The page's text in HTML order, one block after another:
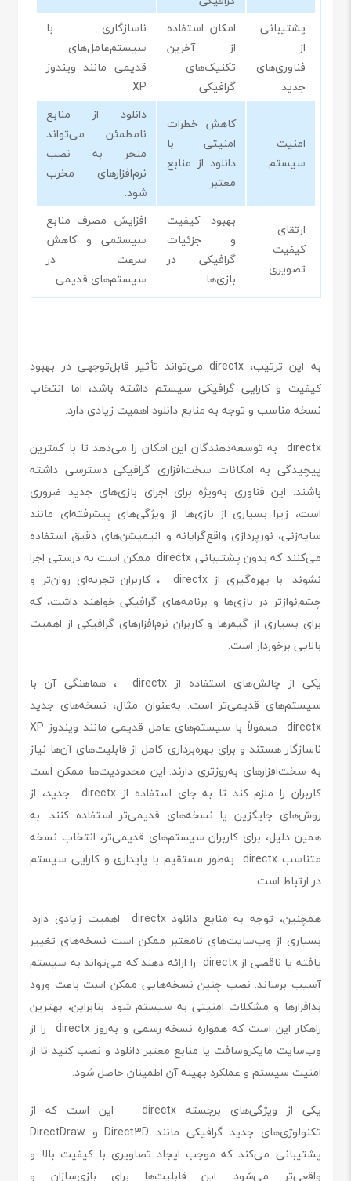
پشتیبانی
از
فناوری‌های
جدید
امکان استفاده
از آخرین
تکنیک‌های
گرافیکی
ناسازگاری با
سیستم‌عامل‌های
قدیمی مانند ویندوز
XP
امنیت
سیستم
کاهش خطرات
امنیتی با
دانلود از منابع
معتبر
دانلود از منابع
نامطمئن می‌تواند
منجر به نصب
نرم‌افزارهای مخرب
شود.
ارتقای
کیفیت
تصویری
بهبود کیفیت
و جزئیات
گرافیکی در
بازی‌ها
افزایش مصرف منابع
سیستمی و کاهش
سرعت در
سیستم‌های قدیمی
به این ترتیب، directx می‌تواند تأثیر قابل‌توجهی در بهبود
کیفیت و کارایی گرافیکی سیستم داشته باشد، اما انتخاب
نسخه مناسب و توجه به منابع دانلود اهمیت زیادی دارد.
directx به توسعه‌دهندگان این امکان را می‌دهد تا با کمترین
پیچیدگی به امکانات سخت‌افزاری گرافیکی دسترسی داشته
باشند. این فناوری به‌ویژه برای اجرای بازی‌های جدید ضروری
است، زیرا بسیاری از بازی‌ها از ویژگی‌های پیشرفته‌ای مانند
سایه‌زنی، نورپردازی واقع‌گرایانه و انیمیشن‌های دقیق استفاده
می‌کنند که بدون پشتیبانی directx ممکن است به درستی اجرا
نشوند. با بهره‌گیری از directx ، کاربران تجربه‌ای روان‌تر و
چشم‌نوازتر در بازی‌ها و برنامه‌های گرافیکی خواهند داشت، که
برای بسیاری از گیمرها و کاربران نرم‌افزارهای گرافیکی از اهمیت
بالایی برخوردار است.
یکی از چالش‌های استفاده از directx ، هماهنگی آن با
سیستم‌های قدیمی‌تر است. به‌عنوان مثال، نسخه‌های جدید
directx معمولاً با سیستم‌های عامل قدیمی مانند ویندوز XP
ناسازگار هستند و برای بهره‌برداری کامل از قابلیت‌های آن‌ها نیاز
به سخت‌افزارهای به‌روزتری دارند. این محدودیت‌ها ممکن است
کاربران را ملزم کند تا به جای استفاده از directx جدید، از
روش‌های جایگزین یا نسخه‌های قدیمی‌تر استفاده کنند. به
همین دلیل، برای کاربران سیستم‌های قدیمی‌تر، انتخاب نسخه
متناسب directx به‌طور مستقیم با پایداری و کارایی سیستم
در ارتباط است.
همچنین، توجه به منابع دانلود directx اهمیت زیادی دارد.
بسیاری از وب‌سایت‌های نامعتبر ممکن است نسخه‌های تغییر
یافته یا ناقصی از directx را ارائه دهند که می‌تواند به سیستم
آسیب برساند. نصب چنین نسخه‌هایی ممکن است باعث ورود
بدافزارها و مشکلات امنیتی به سیستم شود. بنابراین، بهترین
راهکار این است که همواره نسخه رسمی و به‌روز directx را از
وب‌سایت مایکروسافت یا منابع معتبر دانلود و نصب کنید تا از
امنیت سیستم و عملکرد بهینه آن اطمینان حاصل شود.
یکی از ویژگی‌های برجسته directx این است که از
تکنولوژی‌های جدید گرافیکی مانند Direct3D و DirectDraw
پشتیبانی می‌کند که موجب ایجاد تصاویری با کیفیت بالا و
واقعی‌تر می‌شود. این قابلیت‌ها برای بازی‌سازان و